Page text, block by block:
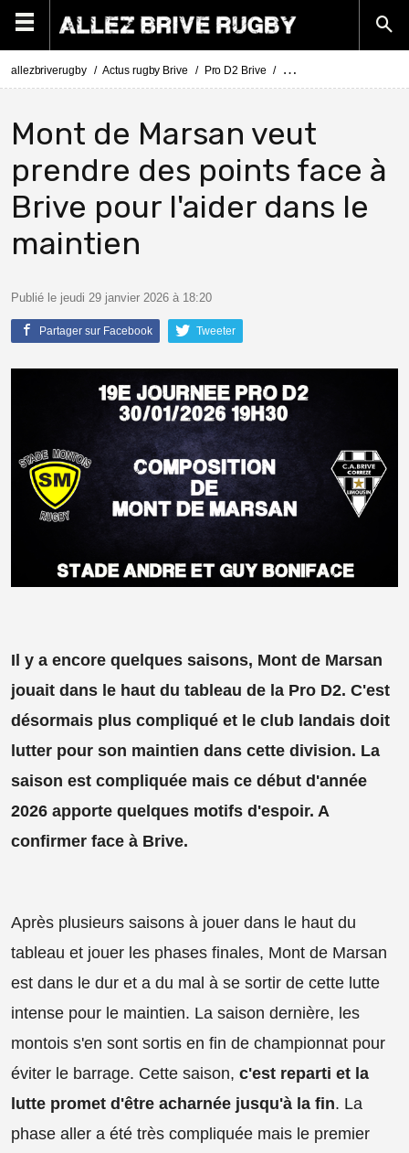
allezbriverugby Actus rugby Brive Pro D2 Brive Pro D2 Mont de Marsan
Mont de Marsan veut
prendre des points face à
Brive pour l'aider dans le
maintien
Publié le jeudi 29 janvier 2026 à 18:20
Partager sur Facebook Tweeter
Il y a encore quelques saisons, Mont de Marsan
jouait dans le haut du tableau de la Pro D2. C'est
désormais plus compliqué et le club landais doit
lutter pour son maintien dans cette division. La
saison est compliquée mais ce début d'année
2026 apporte quelques motifs d'espoir. A
confirmer face à Brive.
Après plusieurs saisons à jouer dans le haut du
tableau et jouer les phases finales, Mont de Marsan
est dans le dur et a du mal à se sortir de cette lutte
intense pour le maintien. La saison dernière, les
montois s'en sont sortis en fin de championnat pour
éviter le barrage. Cette saison, c'est reparti et la
lutte promet d'être acharnée jusqu'à la fin. La
phase aller a été très compliquée mais le premier